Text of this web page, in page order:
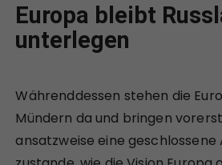
Europa bleibt
unterlegen
Währenddessen stehen die
Mündern da und bringen
ansatzweise eine